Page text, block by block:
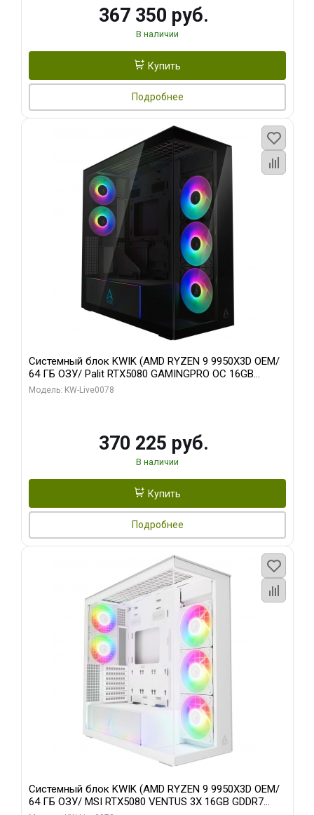
367 350 руб.
В наличии
Купить
Подробнее
Системный блок KWIK (AMD RYZEN 9 9950X3D OEM/
64 ГБ ОЗУ/ Palit RTX5080 GAMINGPRO OC 16GB
GDDR7 256bit 3xDP HD/ 1 ТБ SSD)
Модель: KW-Live0078
370 225 руб.
В наличии
Купить
Подробнее
Системный блок KWIK (AMD RYZEN 9 9950X3D OEM/
64 ГБ ОЗУ/ MSI RTX5080 VENTUS 3X 16GB GDDR7